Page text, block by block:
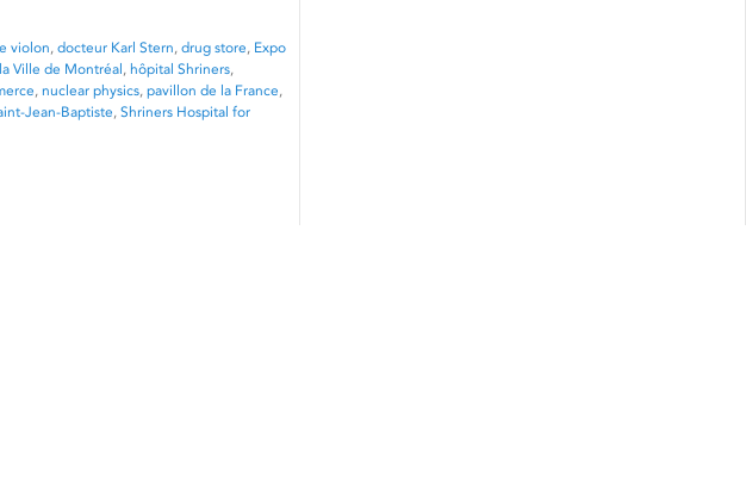
violon, docteur Karl Stern, drug store, Expo
Ville de Montréal, hôpital Shriners,
, nuclear physics, pavillon de la France,
Jean-Baptiste, Shriners Hospital for